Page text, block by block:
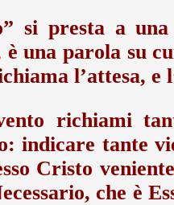
si presta a
è una parola su
l’attesa, e
richiami
indicare tante
Cristo
che è